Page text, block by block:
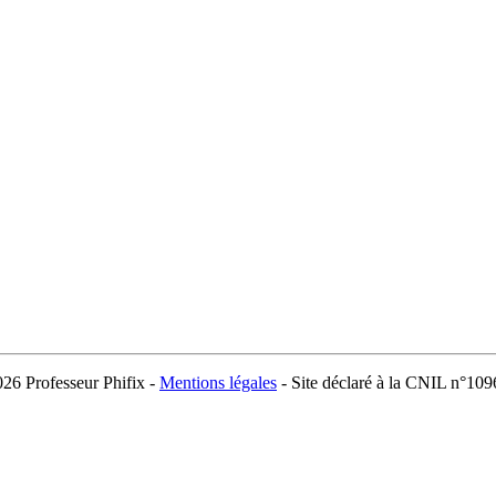
Professeur Phifix - Mentions légales - Site déclaré à la CNIL